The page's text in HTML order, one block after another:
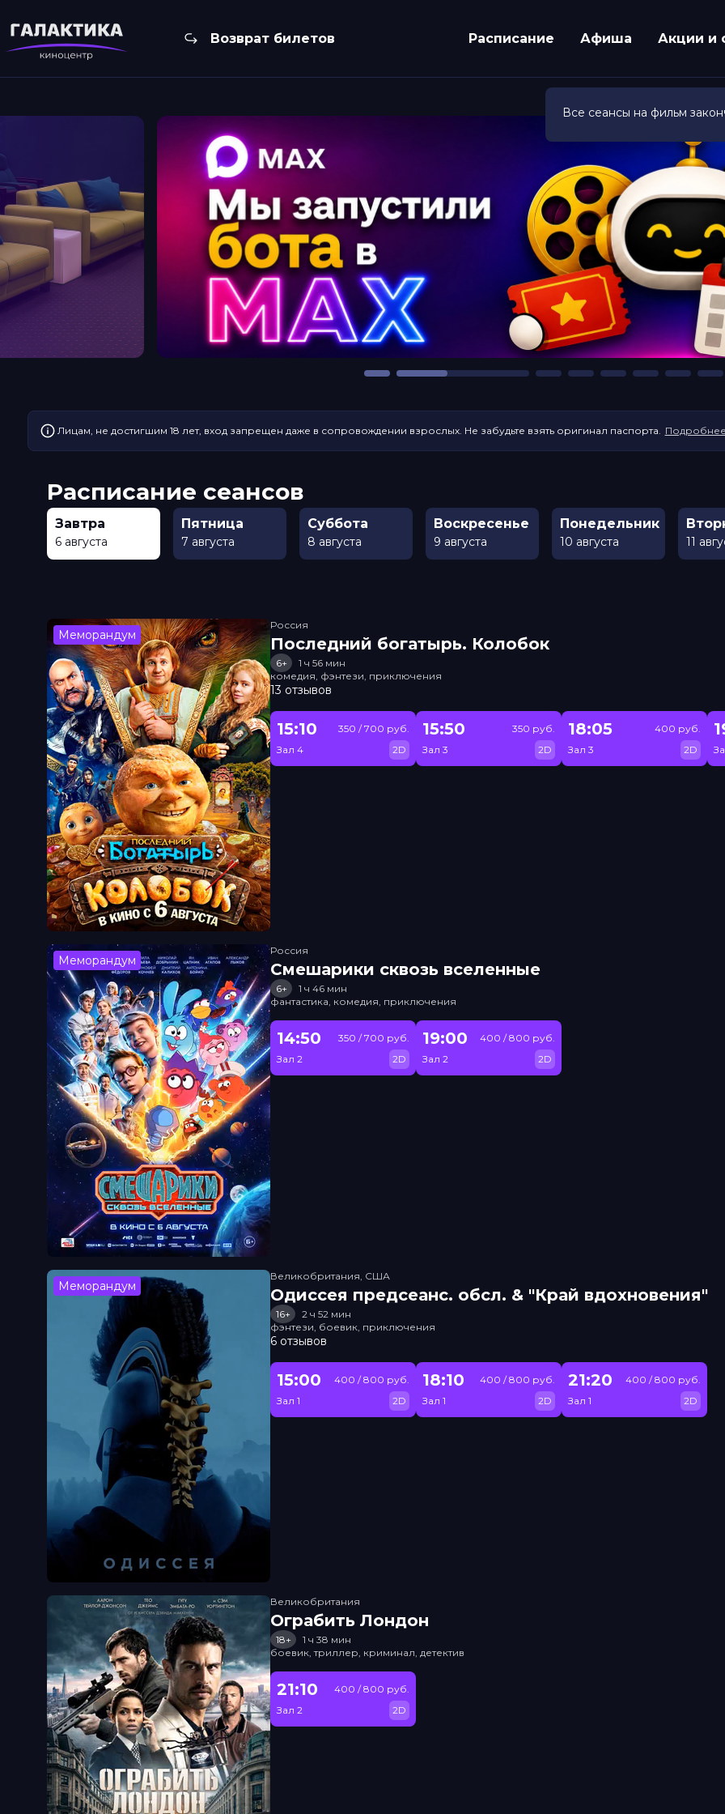
Возврат билетов Расписание Афиша Акции и
Лицам, не достигшим 18 лет, вход запрещен даже в сопровождении взрослых. Не забудьте взять оригинал паспорта. Подробнее
Расписание сеансов
Завтра
6 августа
Пятница
7 августа
Суббота
8 августа
Воскресенье
9 августа
Понедельник
10 августа 11
Меморандум
Россия
Последний богатырь. Колобок
6+
1 ч 56 мин
комедия, фэнтези, приключения
13 отзывов
15:10
Зал 4
350 / 700 руб.
2D
15:50
Зал 3
350 руб.
2D
18:05
Зал 3
400 руб.
2D
Меморандум
Россия
Смешарики сквозь вселенные
6+
1 ч 46 мин
фантастика, комедия, приключения
14:50
Зал 2
350 / 700 руб.
2D
19:00
Зал 2
400 / 800 руб.
2D
Меморандум
Великобритания, США
Одиссея прeдсeанc. обсл. & "Край вдохновения"
16+
2 ч 52 мин
фэнтези, боевик, приключения
6 отзывов
15:00
Зал 1
400 / 800 руб.
2D
18:10
Зал 1
400 / 800 руб.
2D
21:20
Зал 1
400 / 800 руб.
2D
Великобритания
Ограбить Лондон
18+
1 ч 38 мин
боевик, триллер, криминал, детектив
21:10
Зал 2
400 / 800 руб.
2D
Все сеансы на фильм